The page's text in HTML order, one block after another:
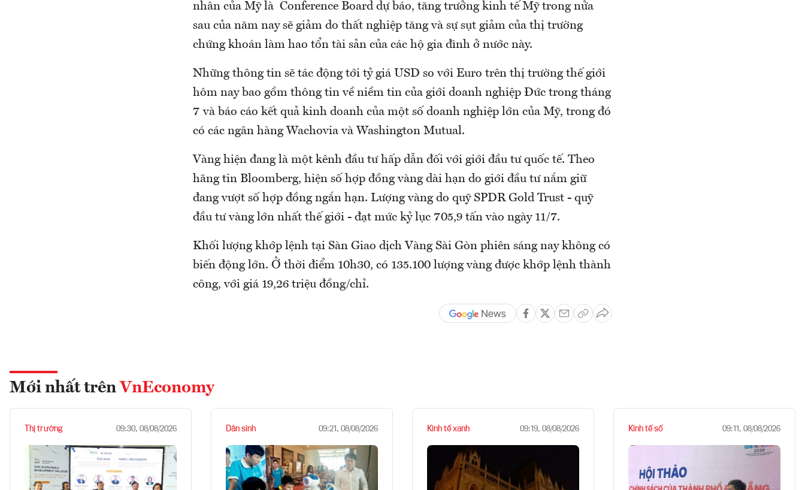
nhân của Mỹ là Conference Board dự báo, tăng trưởng kinh tế Mỹ trong nửa
sau của năm nay sẽ giảm do thất nghiệp tăng và sự sụt giảm của thị trường
chứng khoán làm hao tổn tài sản của các hộ gia đình ở nước này.
Những thông tin sẽ tác động tới tỷ giá USD so với Euro trên thị trường thế giới
hôm nay bao gồm thông tin về niềm tin của giới doanh nghiệp Đức trong tháng
7 và báo cáo kết quả kinh doanh của một số doanh nghiệp lớn của Mỹ, trong đó
có các ngân hàng Wachovia và Washington Mutual.
Vàng hiện đang là một kênh đầu tư hấp dẫn đối với giới đầu tư quốc tế. Theo
hãng tin Bloomberg, hiện số hợp đồng vàng dài hạn do giới đầu tư nắm giữ
đang vượt số hợp đồng ngắn hạn. Lượng vàng do quỹ SPDR Gold Trust - quỹ
đầu tư vàng lớn nhất thế giới - đạt mức kỷ lục 705,9 tấn vào ngày 11/7.
Khối lượng khớp lệnh tại Sàn Giao dịch Vàng Sài Gòn phiên sáng nay không có
biến động lớn. Ở thời điểm 10h30, có 135.100 lượng vàng được khớp lệnh thành
công, với giá 19,26 triệu đồng/chỉ.
Mới nhất trên VnEconomy
Thị trường 09:30, 08/08/2026 Dân sinh 09:21, 08/08/2026 Kinh tế xanh 09:19, 08/08/2026 Kinh tế số 09:11, 08/08/2026